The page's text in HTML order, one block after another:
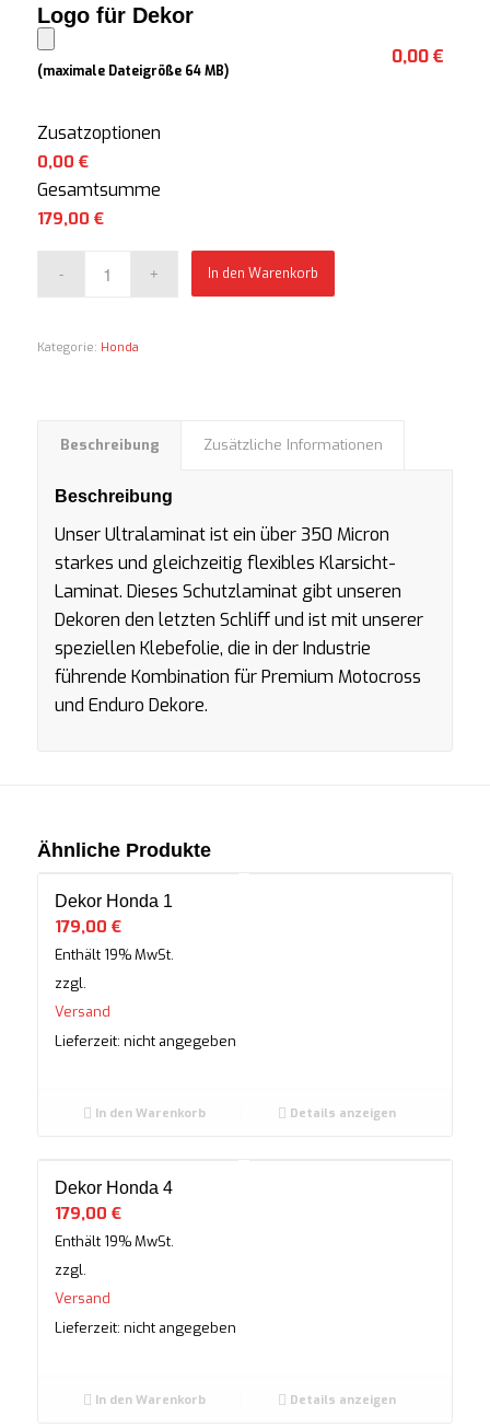
Logo für Dekor
(maximale Dateigröße 64 MB)
0,00 €
Zusatzoptionen
0,00 €
Gesamtsumme
179,00 €
In den Warenkorb
Kategorie: Honda
Beschreibung Zusätzliche Informationen
Beschreibung
Unser Ultralaminat ist ein über 350 Micron
starkes und gleichzeitig flexibles Klarsicht-
Laminat. Dieses Schutzlaminat gibt unseren
Dekoren den letzten Schliff und ist mit unserer
speziellen Klebefolie, die in der Industrie
führende Kombination für Premium Motocross
und Enduro Dekore.
Ähnliche Produkte
Dekor Honda 1
179,00 €
Enthält 19% MwSt.
zzgl.
Versand
Lieferzeit: nicht angegeben
In den Warenkorb Details anzeigen
Dekor Honda 4
179,00 €
Enthält 19% MwSt.
zzgl.
Versand
Lieferzeit: nicht angegeben
In den Warenkorb Details anzeigen